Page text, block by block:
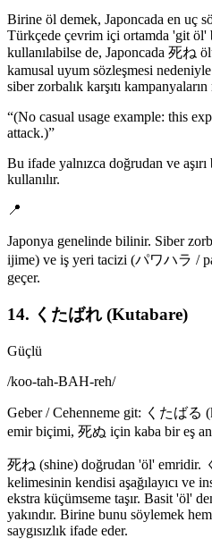
Birine öl demek, Japoncada en uç
Türkçede çevrim içi ortamda 'git öl'
kullanılabilse de, Japoncada 死ね
kamusal uyum sözleşmesi
siber zorbalık karşıtı
“(No casual usage example: this
attack.)”
Bu ifade yalnızca doğrudan ve
kullanılır.
📍
Japonya genelinde bilinir. Siber
ijime) ve iş yeri tacizi (パワハラ /
geçer.
14. くたばれ (Kutabare)
Güçlü
/koo-tah-BAH-reh/
Geber / Cehenneme git: くたばる
emir biçimi, 死ぬ için kaba bir eş
死ね (shine) doğrudan 'öl' emridir.
kelimesinin kendisi aşağılayıcı ve
ekstra küçümseme taşır. Basit 'öl'
yakındır. Birine bunu söylemek
saygısızlık ifade eder.